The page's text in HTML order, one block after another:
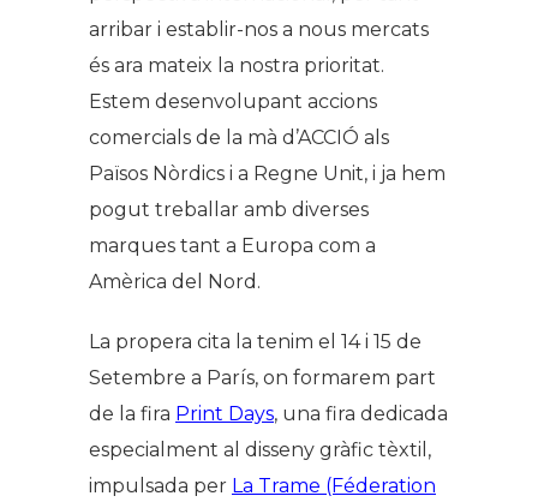
arribar i establir-nos a nous mercats
és ara mateix la nostra prioritat.
Estem desenvolupant accions
comercials de la mà d’ACCIÓ als
Països Nòrdics i a Regne Unit, i ja hem
pogut treballar amb diverses
marques tant a Europa com a
Amèrica del Nord.
La propera cita la tenim el 14 i 15 de
Setembre a París, on formarem part
de la fira Print Days, una fira dedicada
especialment al disseny gràfic tèxtil,
impulsada per La Trame (Féderation